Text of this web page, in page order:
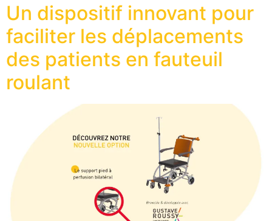
Un dispositif innovant pour
faciliter les déplacements
des patients en fauteuil
roulant